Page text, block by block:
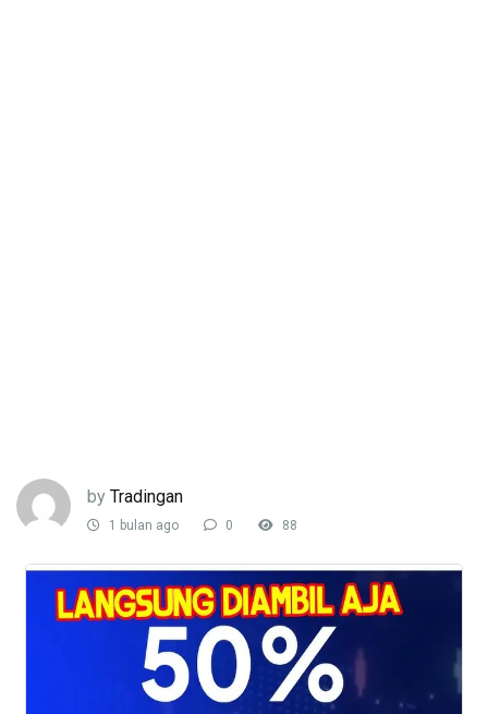
by Tradingan
1 bulan ago 0 88